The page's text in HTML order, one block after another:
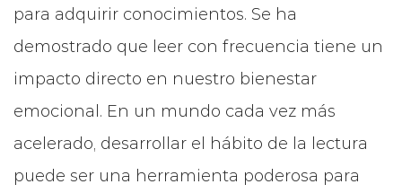
para adquirir conocimientos. Se ha
demostrado que leer con frecuencia tiene un
impacto directo en nuestro bienestar
emocional. En un mundo cada vez más
acelerado, desarrollar el hábito de la lectura
puede ser una herramienta poderosa para